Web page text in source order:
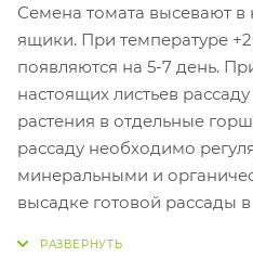
Семена томата высевают в
ящики. При температуре
появляются на 5-7 день.
настоящих листьев
растения в отдельные
рассаду необходимо
минеральными и
высадке готовой рассады